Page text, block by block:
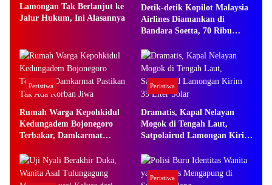
Lamongan Tak Berlanjut ke
Jalur Hukum, Ini Alasannya
Detik-detik Kopilot Malaysia
Airlines Diamankan di
Bandara Soetta, 70 Ribu
Peristiwa
Rumah Warga Kepohkidul
Kedungadem Bojonegoro
Terbakar, Damkarmat
Jiwa
Peristiwa
Dramatis, Kapal Nelayan
Mogok di Tengah Laut,
Satpolairud Lamongan Kirim
Peristiwa